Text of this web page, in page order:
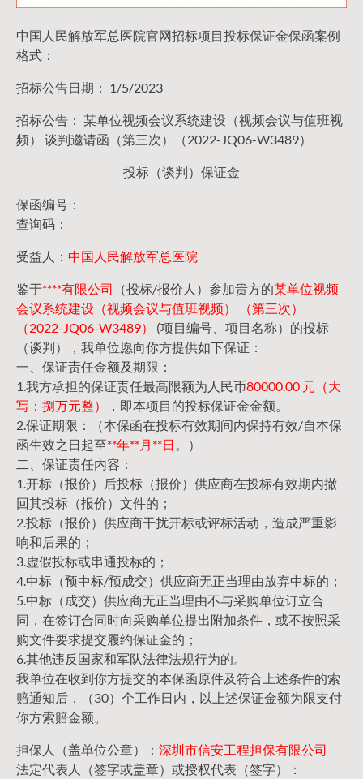
中国人民解放军总医院官网招标项目投标保证金保函案例
格式：
招标公告日期： 1/5/2023
招标公告： 某单位视频会议系统建设（视频会议与值班视
频） 谈判邀请函（第三次）（2022-JQ06-W3489）
投标（谈判）保证金
保函编号：
查询码：
受益人： 中国人民解放军总医院
鉴于****有限公司 （投标/报价人）参加贵方的某单位视频
会议系统建设（视频会议与值班视频） （第三次）
（2022-JQ06-W3489）
(项目编号、项目名称）的投标
（谈判），我单位愿向你方提供如下保证：
一、保证责任金额及期限：
1.我方承担的保证责任最高限额为人民币80000.00 元（大
写：捌万元整）
，即本项目的投标保证金金额。
2.保证期限：（本保函在投标有效期间内保持有效/自本保
函生效之日起至**年**月**日 。）
二、保证责任内容：
1.开标（报价）后投标（报价）供应商在投标有效期内撤
回其投标（报价）文件的；
2.投标（报价）供应商干扰开标或评标活动，造成严重影
响和后果的；
3.虚假投标或串通投标的；
4.中标（预中标/预成交）供应商无正当理由放弃中标的；
5.中标（成交）供应商无正当理由不与采购单位订立合
同，在签订合同时向采购单位提出附加条件，或不按照采
购文件要求提交履约保证金的；
6.其他违反国家和军队法律法规行为的。
我单位在收到你方提交的本保函原件及符合上述条件的索
赔通知后，（30）个工作日内，以上述保证金额为限支付
你方索赔金额。
担保人（盖单位公章）： 深圳市信安工程担保有限公司
法定代表人（签字或盖章）或授权代表（签字）：